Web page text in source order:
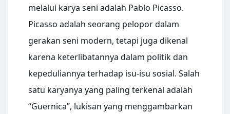
melalui karya seni adalah Pablo Picasso.
Picasso adalah seorang pelopor dalam
gerakan seni modern, tetapi juga dikenal
karena keterlibatannya dalam politik dan
kepeduliannya terhadap isu-isu sosial. Salah
satu karyanya yang paling terkenal adalah
“Guernica”, lukisan yang menggambarkan